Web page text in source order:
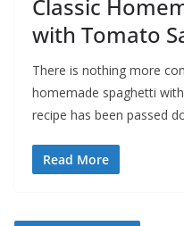
Classic
with Tomato
There is nothing more
homemade spaghetti
recipe has been passed
Read More